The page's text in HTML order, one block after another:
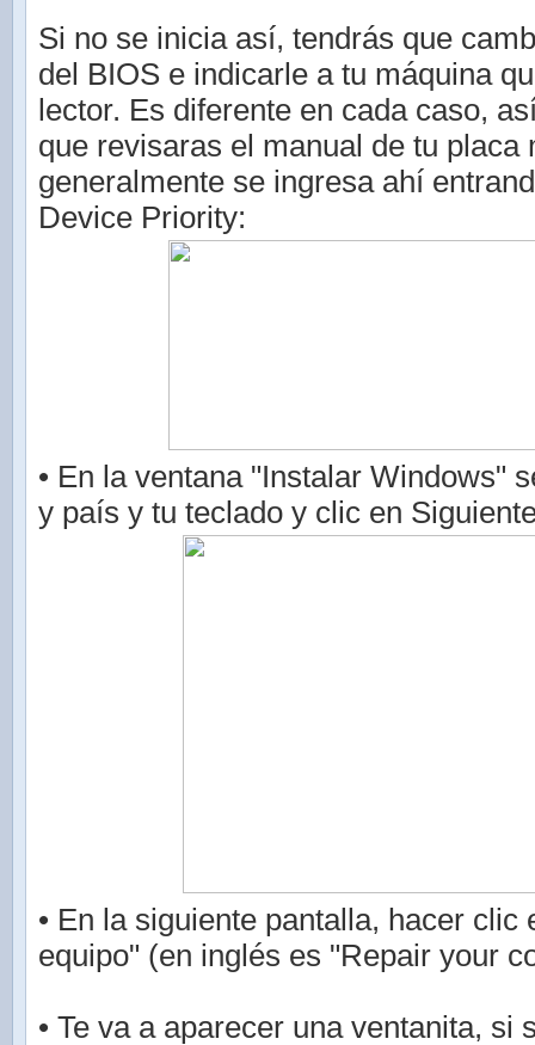
Si no se inicia así, tendrás que
del BIOS e indicarle a tu máquina
lector. Es diferente en cada caso,
que revisaras el manual de tu placa
generalmente se ingresa ahí
Device Priority:
• En la ventana "Instalar Windows"
y país y tu teclado y clic en
• En la siguiente pantalla, hacer clic
equipo" (en inglés es "Repair your
• Te va a aparecer una ventanita, si